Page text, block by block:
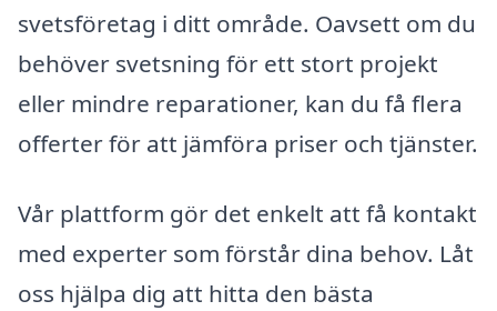
svetsföretag i ditt område. Oavsett om du
behöver svetsning för ett stort projekt
eller mindre reparationer, kan du få flera
offerter för att jämföra priser och tjänster.
Vår plattform gör det enkelt att få kontakt
med experter som förstår dina behov. Låt
oss hjälpa dig att hitta den bästa